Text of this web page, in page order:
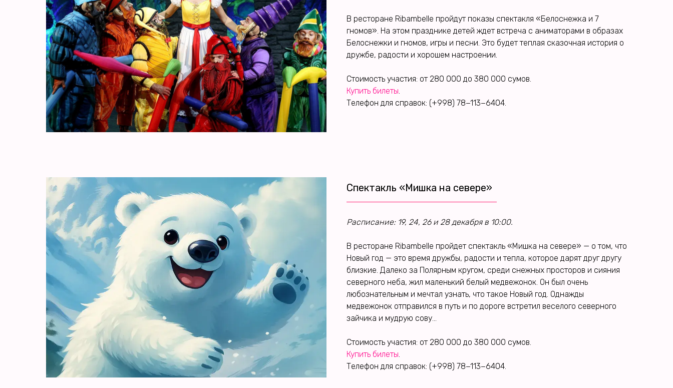
В ресторане Ribambelle пройдут показы спектакля «Белоснежка и 7
гномов». На этом празднике детей ждет встреча с аниматорами в образах
Белоснежки и гномов, игры и песни. Это будет теплая сказочная история о
дружбе, радости и хорошем настроении.
Стоимость участия: от 280 000 до 380 000 сумов.
Купить билеты
Телефон для справок: (+998) 78−113−6404.
Спектакль «Мишка на севере»
Расписание: 19, 24, 26 и 28 декабря в 10:00.
В ресторане Ribambelle пройдет спектакль «Мишка на севере» — о том, что
Новый год — это время дружбы, радости и тепла, которое дарят друг другу
близкие. Далеко за Полярным кругом, среди снежных просторов и сияния
северного неба, жил маленький белый медвежонок. Он был очень
любознательным и мечтал узнать, что такое Новый год. Однажды
медвежонок отправился в путь и по дороге встретил веселого северного
зайчика и мудрую сову...
Стоимость участия: от 280 000 до 380 000 сумов.
Купить билеты
Телефон для справок: (+998) 78−113−6404.